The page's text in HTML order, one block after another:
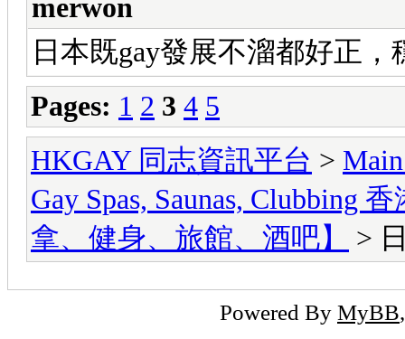
merwon
日本既gay發展不溜都好正，
Pages: 1 2 3 4 5
HKGAY 同志資訊平台 >
Gay Spas, Saunas, Clubbing
拿、健身、旅館、酒吧】
>
Powered By MyBB